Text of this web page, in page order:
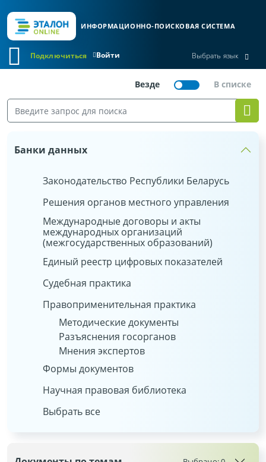
ИНФОРМАЦИОННО-ПОИСКОВАЯ СИСТЕМА
Войти
Подключиться Выбрать язык
Банки данных
Законодательство Республики Беларусь
Решения органов местного управления
Международные договоры и акты
международных организаций
(межгосударственных образований)
Единый реестр цифровых показателей
Судебная практика
Правоприменительная практика
Методические документы
Разъяснения госорганов
Мнения экспертов
Формы документов
Научная правовая библиотека
Выбрать все